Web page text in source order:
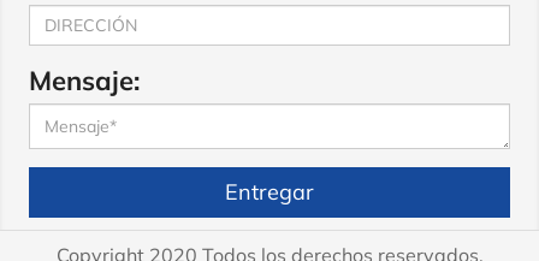
Mensaje:
Entregar
Copyright 2020 Todos los derechos reservados.